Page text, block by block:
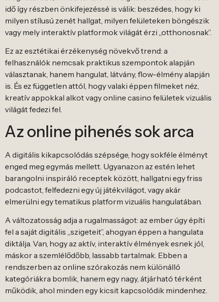
idő így részben önkifejezéssé is válik: beszédes, hogy ki
milyen stílusú zenét hallgat, milyen felületeken böngészik
vagy mely interaktív platformok világát érzi „otthonosnak”.
Ez az esztétikai érzékenység növekvő trend: a
felhasználók nemcsak praktikus szempontok alapján
választanak, hanem hangulat, látvány, flow-élmény alapján
is. És ez független attól, hogy valaki éppen filmeket néz,
kreatív appokkal alkot vagy online casino felületek vizuális
világát fedezi fel.
Az online pihenés sok arca
A digitális kikapcsolódás szépsége, hogy sokféle élményt
enged meg egymás mellett. Ugyanazon az estén lehet
barangolni inspiráló receptek között, hallgatni egy friss
podcastot, felfedezni egy új játékvilágot, vagy akár
elmerülni egy tematikus platform vizuális hangulatában.
A változatosság adja a rugalmasságot: az ember úgy építi
fel a saját digitális „szigeteit”, ahogyan éppen a hangulata
diktálja. Van, hogy az aktív, interaktív élmények esnek jól,
máskor a szemlélődőbb, lassabb tartalmak. Ebben a
rendszerben az online szórakozás nem különálló
kategóriákra bomlik, hanem egy nagy, átjárható térként
működik, ahol minden egy kicsit kapcsolódik mindenhez.